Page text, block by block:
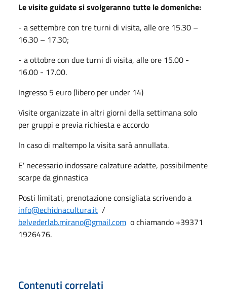
Le visite guidate si svolgeranno tutte le domeniche:
- a settembre con tre turni di visita, alle ore 15.30 –
16.30 – 17.30;
- a ottobre con due turni di visita, alle ore 15.00 -
16.00 - 17.00.
Ingresso 5 euro (libero per under 14)
Visite organizzate in altri giorni della settimana solo
per gruppi e previa richiesta e accordo
In caso di maltempo la visita sarà annullata.
E' necessario indossare calzature adatte, possibilmente
scarpe da ginnastica
Posti limitati, prenotazione consigliata scrivendo a
info@echidnacultura.it /
belvederlab.mirano@gmail.com o chiamando +39371
1926476.
Contenuti correlati